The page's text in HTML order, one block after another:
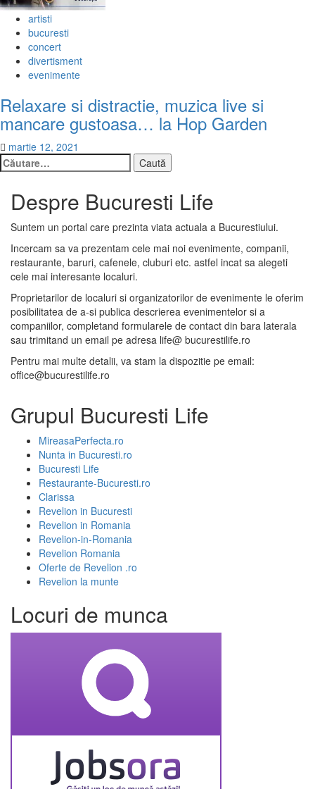
artisti
bucuresti
concert
divertisment
evenimente
Relaxare si distractie, muzica live si
mancare gustoasa… la Hop Garden
martie 12, 2021
Caută
după:
Despre Bucuresti Life
Suntem un portal care prezinta viata actuala a Bucurestiului.
Incercam sa va prezentam cele mai noi evenimente, companii,
restaurante, baruri, cafenele, cluburi etc. astfel incat sa alegeti
cele mai interesante localuri.
Proprietarilor de localuri si organizatorilor de evenimente le oferim
posibilitatea de a-si publica descrierea evenimentelor si a
companiilor, completand formularele de contact din bara laterala
sau trimitand un email pe adresa life@ bucurestilife.ro
Pentru mai multe detalii, va stam la dispozitie pe email:
office@bucurestilife.ro
Grupul Bucuresti Life
MireasaPerfecta.ro
Nunta in Bucuresti.ro
Bucuresti Life
Restaurante-Bucuresti.ro
Clarissa
Revelion in Bucuresti
Revelion in Romania
Revelion-in-Romania
Revelion Romania
Oferte de Revelion .ro
Revelion la munte
Locuri de munca